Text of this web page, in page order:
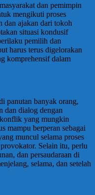
dan pemimpin
mengikuti proses
dan ajakan dari tokoh
situasi kondusif
pemilih dan
harus terus digelorakan
komprehensif dalam
panutan banyak orang,
dan dialog dengan
yang mungkin
mampu berperan sebagai
muncul selama proses
Selain itu, perlu
dan persaudaraan di
selama, dan setelah